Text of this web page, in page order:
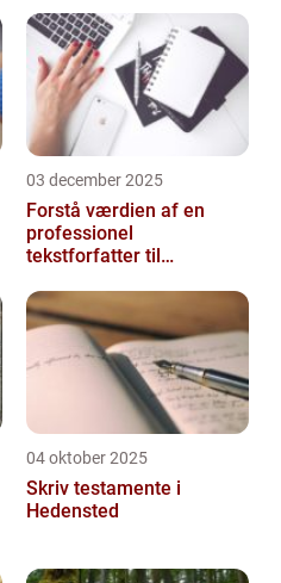
03 december 2025
Forstå værdien af en
professionel
tekstforfatter til
04 oktober 2025
Skriv testamente i
Hedensted